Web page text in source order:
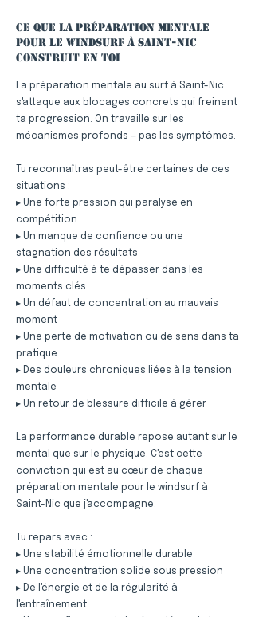
Ce que la préparation mentale
pour le windsurf à Saint-Nic
construit en toi
La préparation mentale au surf à Saint-Nic
s'attaque aux blocages concrets qui freinent
ta progression. On travaille sur les
mécanismes profonds — pas les symptômes.
Tu reconnaîtras peut-être certaines de ces
situations :
▸ Une forte pression qui paralyse en
compétition
▸ Un manque de confiance ou une
stagnation des résultats
▸ Une difficulté à te dépasser dans les
moments clés
▸ Un défaut de concentration au mauvais
moment
▸ Une perte de motivation ou de sens dans ta
pratique
▸ Des douleurs chroniques liées à la tension
mentale
▸ Un retour de blessure difficile à gérer
La performance durable repose autant sur le
mental que sur le physique. C'est cette
conviction qui est au cœur de chaque
préparation mentale pour le windsurf à
Saint-Nic que j'accompagne.
Tu repars avec :
▸ Une stabilité émotionnelle durable
▸ Une concentration solide sous pression
▸ De l'énergie et de la régularité à
l'entraînement